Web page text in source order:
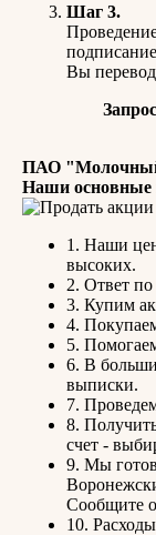
Шаг 3.
Вы
ПАО "Молочный
Наши основные
1. Наши
высоких.
2. Ответ по
3. Купим
4.
5.
6. В
выписки.
7.
8.
счет -
9. Мы
Сообщите
10.